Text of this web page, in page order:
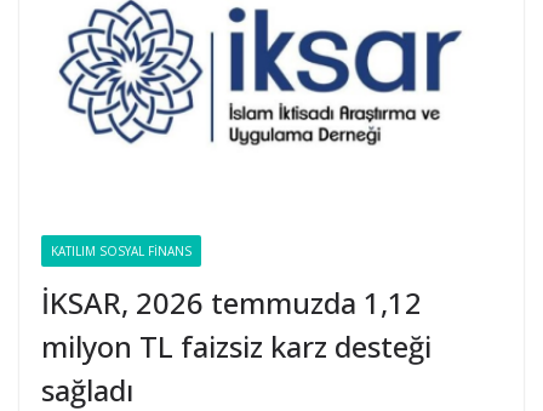
KATILIM SOSYAL FINANS
İKSAR, 2026 temmuzda 1,12
milyon TL faizsiz karz desteği
sağladı